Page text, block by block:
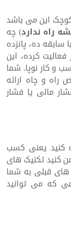
این می باشد
راه ندارد) چه
سابقه ده، پانزده
کرده، این
و کار نوپا. شما
راه و چاه ارائه
مالی یا فشار
‌کنید یعنی کسب
کنید تکنیک های
های قبلی به شما
که می توانید